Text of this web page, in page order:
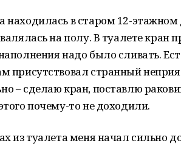
находилась в старом 12-
валялась на полу. В туалете кран
надо было сливать.
присутствовал странный
– сделаю кран, поставлю
почему-то не доходили.
из туалета меня начал сильно